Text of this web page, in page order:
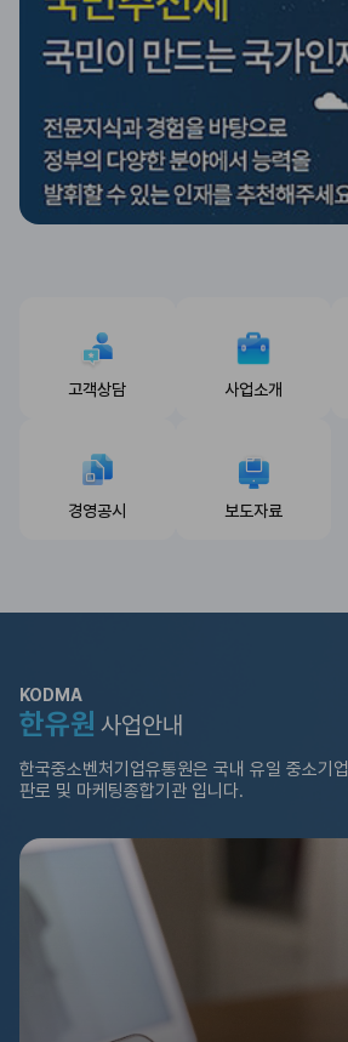
고객상담 사업소개
경영공시 보도자료
KODMA
한유원 사업안내
한국중소벤처기업유통원은 국내 유일 중소기업
판로 및 마케팅종합기관 입니다.